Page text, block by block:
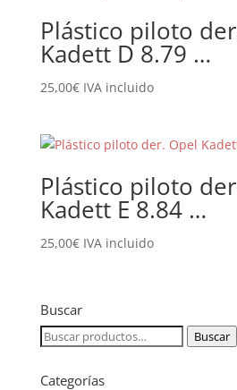
Plástico piloto
Kadett D 8.79 …
25,00€ IVA incluido
Plástico piloto
Kadett E 8.84 …
25,00€ IVA incluido
Buscar
Buscar
Buscar
Categorías